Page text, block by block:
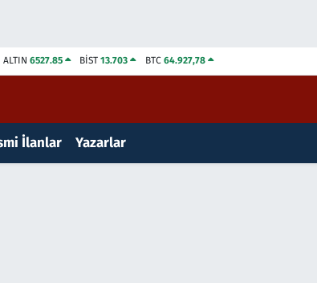
ALTIN 6527.85 BİST13.703 BTC 64.927,78
İlanlar Yazarlar